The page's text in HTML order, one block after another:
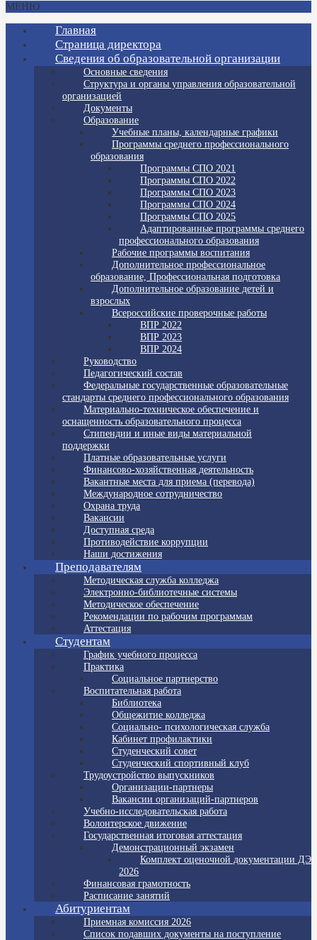
МЕНЮ
Главная
Страница директора
Сведения об образовательной организации
Основные сведения
Структура и органы управления образовательной
организацией
Документы
Образование
Учебные планы, календарные графики
Программы среднего профессионального
образования
Программы СПО 2021
Программы СПО 2022
Программы СПО 2023
Программы СПО 2024
Программы СПО 2025
Адаптированные программы среднего
профессионального образования
Рабочие программы воспитания
Дополнительное профессиональное
образование, Профессиональная подготовка
Дополнительное образование детей и
взрослых
Всероссийские проверочные работы
ВПР 2022
ВПР 2023
ВПР 2024
Руководство
Педагогический состав
Федеральные государственные образовательные
стандарты среднего профессионального образования
Материально-техническое обеспечение и
оснащенность образовательного процесса
Стипендии и иные виды материальной
поддержки
Платные образовательные услуги
Финансово-хозяйственная деятельность
Вакантные места для приема (перевода)
Международное сотрудничество
Охрана труда
Вакансии
Доступная среда
Противодействие коррупции
Наши достижения
Преподавателям
Методическая служба колледжа
Электронно-библиотечные системы
Методическое обеспечение
Рекомендации по рабочим программам
Аттестация
Студентам
График учебного процесса
Практика
Социальное партнерство
Воспитательная работа
Библиотека
Общежитие колледжа
Социально- психологическая служба
Кабинет профилактики
Студенческий совет
Студенческий спортивный клуб
Трудоустройство выпускников
Организации-партнеры
Вакансии организаций-партнеров
Учебно-исследовательская работа
Волонтерское движение
Государственная итоговая аттестация
Демонстрационный экзамен
Комплект оценочной документации ДЭ
2026
Финансовая грамотность
Расписание занятий
Абитуриентам
Приемная комиссия 2026
Список подавших документы на поступление